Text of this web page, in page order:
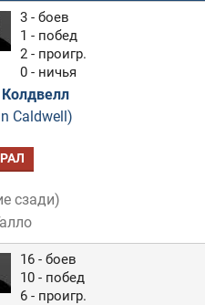
3 - боев
1 - побед
2 - проигр.
0 - ничья
Caldwell)
сзади)
16 - боев
10 - побед
6 - проигр.